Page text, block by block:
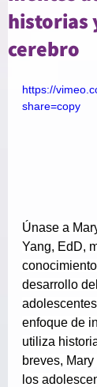
historias
cerebro
https://
share=copy
Únase a
Yang, EdD,
desarrollo
enfoque de
utiliza
breves,
los